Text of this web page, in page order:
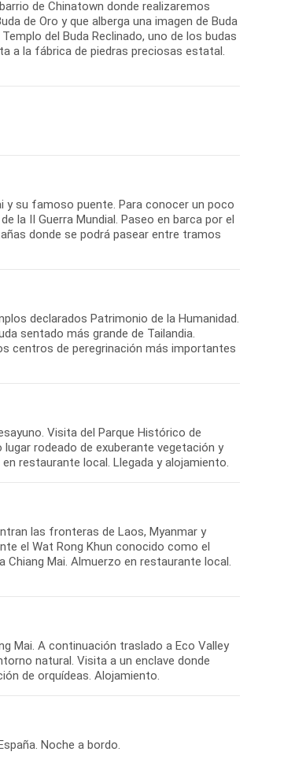
de Chinatown donde realizaremos
de Oro y que alberga una imagen de Buda
del Buda Reclinado, uno de los budas
a la fábrica de piedras preciosas estatal.
y su famoso puente. Para conocer un poco
la II Guerra Mundial. Paseo en barca por el
donde se podrá pasear entre tramos
declarados Patrimonio de la Humanidad.
sentado más grande de Tailandia.
centros de peregrinación más importantes
Visita del Parque Histórico de
rodeado de exuberante vegetación y
las fronteras de Laos, Myanmar y
el Wat Rong Khun conocido como el
Chiang Mai. Almuerzo en restaurante local.
Mai. A continuación traslado a Eco Valley
natural. Visita a un enclave donde